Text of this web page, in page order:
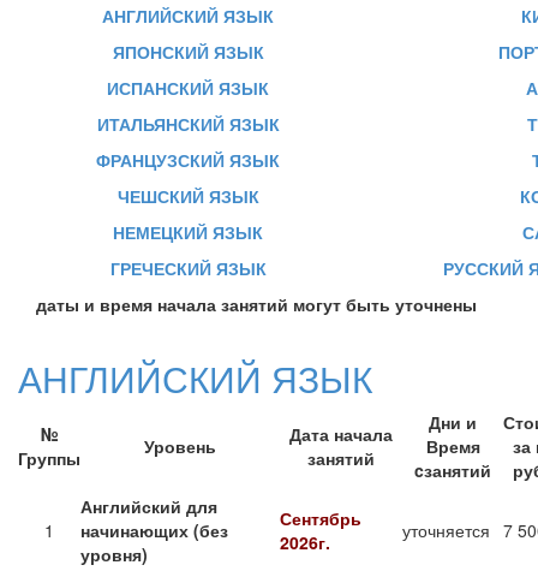
АНГЛИЙСКИЙ ЯЗЫК
ЯПОНСКИЙ ЯЗЫК
ИСПАНСКИЙ ЯЗЫК
ИТАЛЬЯНСКИЙ ЯЗЫК
ФРАНЦУЗСКИЙ ЯЗЫК
ЧЕШСКИЙ ЯЗЫК
НЕМЕЦКИЙ ЯЗЫК
ГРЕЧЕСКИЙ ЯЗЫК
РУССКИЙ
даты и время начала занятий могут быть уточнены
АНГЛИЙСКИЙ ЯЗЫК
№
Группы
Уровень
Дата начала
занятий
Дни и
Время
cзанятий
за
1
Английский для
начинающих (без
уровня)
Сентябрь
2026г.
уточняется 7